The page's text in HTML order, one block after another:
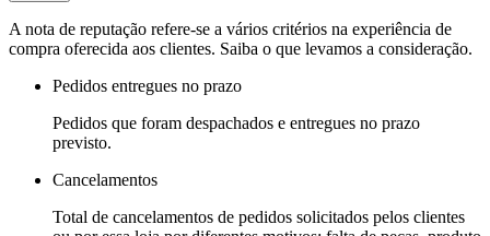
A nota de reputação refere-se a vários critérios na experiência de
compra oferecida aos clientes. Saiba o que levamos a consideração.
Pedidos entregues no prazo
Pedidos que foram despachados e entregues no prazo
previsto.
Cancelamentos
Total de cancelamentos de pedidos solicitados pelos clientes